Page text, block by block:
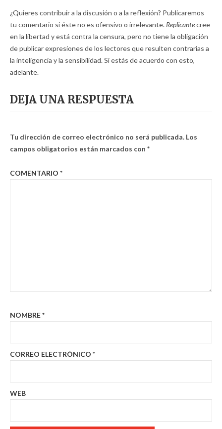
¿Quieres contribuir a la discusión o a la reflexión? Publicaremos
tu comentario si éste no es ofensivo o irrelevante. Replicantecree
en la libertad y está contra la censura, pero no tiene la obligación
de publicar expresiones de los lectores que resulten contrarias a
la inteligencia y la sensibilidad. Si estás de acuerdo con esto,
adelante.
DEJA UNA RESPUESTA
Tu dirección de correo electrónico no será publicada. Los
campos obligatorios están marcados con *
COMENTARIO *
NOMBRE*
CORREO ELECTRÓNICO *
WEB